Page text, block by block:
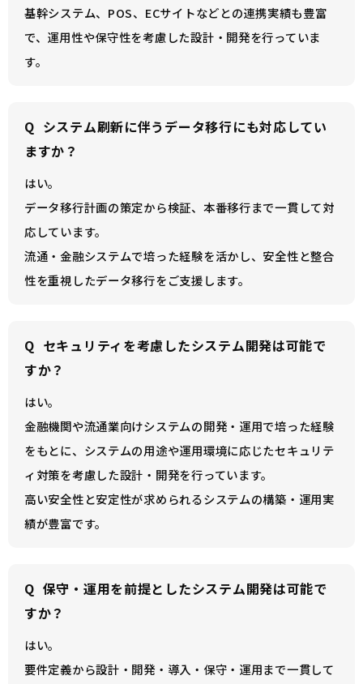
基幹システム、POS、ECサイトなどとの連携実績も豊富
で、運用性や保守性を考慮した設計・開発を行っていま
す。
Q システム刷新に伴うデータ移行にも対応してい
ますか？
はい。
データ移行計画の策定から検証、本番移行まで一貫して対
応しています。
流通・金融システムで培った経験を活かし、安全性と整合
性を重視したデータ移行をご支援します。
Q セキュリティを考慮したシステム開発は可能で
すか？
はい。
金融機関や流通業向けシステムの開発・運用で培った経験
をもとに、システムの用途や運用環境に応じたセキュリテ
ィ対策を考慮した設計・開発を行っています。
高い安全性と安定性が求められるシステムの構築・運用実
績が豊富です。
Q 保守・運用を前提としたシステム開発は可能で
すか？
はい。
要件定義から設計・開発・導入・保守・運用まで一貫して